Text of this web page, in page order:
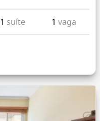
1 suíte 1 vaga